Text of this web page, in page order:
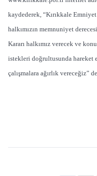
kaydederek, “Kırıkkale
halkımızın memnuniyet
Kararı halkımız verecek ve
istekleri doğrultusunda hareket
çalışmalara ağırlık vereceğiz”